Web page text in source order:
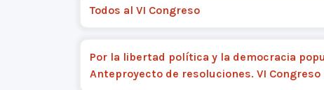
Todos al VI Congreso
Por la libertad política y la democracia
Anteproyecto de resoluciones. VI Congreso